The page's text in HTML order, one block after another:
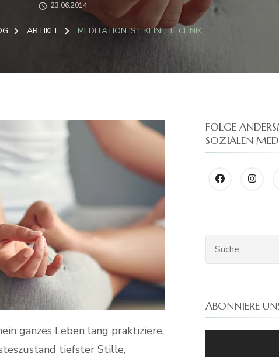
23.06.2014
ARTIKEL MEDITATION IST KEINE TECHNIK
ganzes Leben lang praktiziere,
tiefster Stille,
FOLGE
SOZIALEN
ABONNIERE